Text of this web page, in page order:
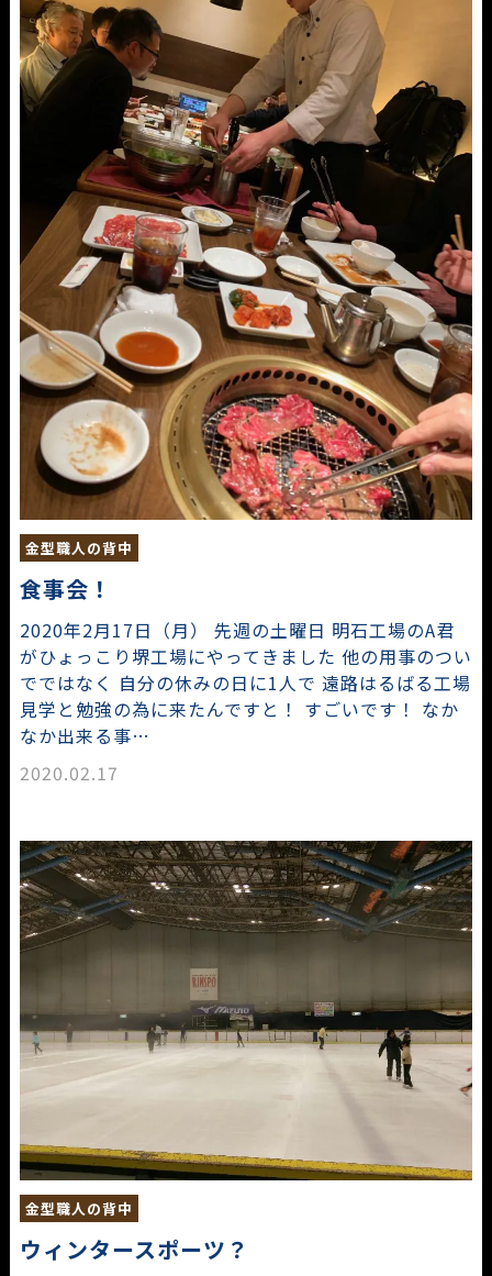
金型職人の背中
食事会！
2020年2月17日（月） 先週の土曜日 明石工場のA君
がひょっこり堺工場にやってきました 他の用事のつい
でではなく 自分の休みの日に1人で 遠路はるばる工場
見学と勉強の為に来たんですと！ すごいです！ なか
なか出来る事…
2020.02.17
金型職人の背中
ウィンタースポーツ？